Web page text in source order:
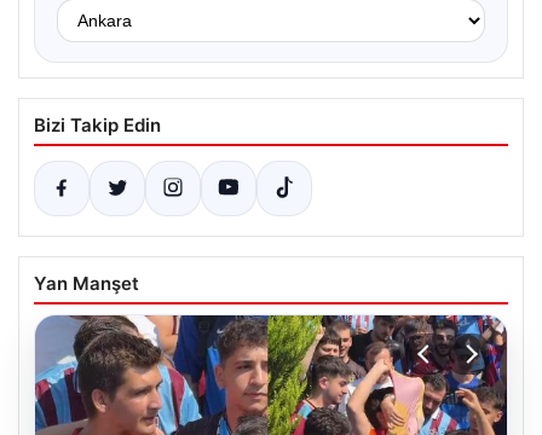
Bizi Takip Edin
Yan Manşet